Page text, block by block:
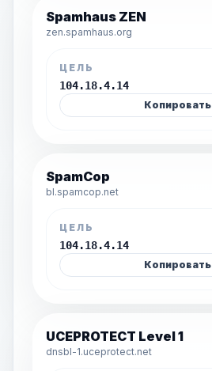
Spamhaus ZEN
zen.spamhaus.org
ЦЕЛЬ
104.18.4.14
Копировать
SpamCop
bl.spamcop.net
ЦЕЛЬ
104.18.4.14
Копировать
UCEPROTECT Level 1
dnsbl-1.uceprotect.net